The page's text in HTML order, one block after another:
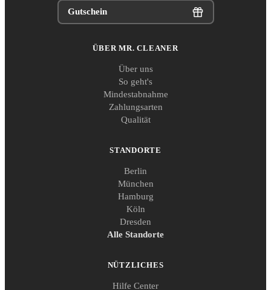
Gutschein
ÜBER MR. CLEANER
Über uns
So geht's
Mindestabnahme
Zahlungsarten
Qualität
STANDORTE
Berlin
München
Hamburg
Köln
Dresden
Alle Standorte
NÜTZLICHES
Hilfe Center